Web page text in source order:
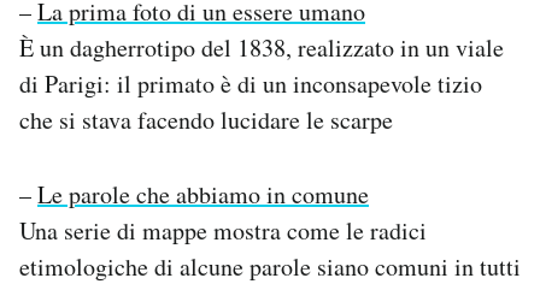
–La prima foto di un essere umano
È un dagherrotipo del 1838, realizzato in un viale
di Parigi: il primato è di un inconsapevole tizio
che si stava facendo lucidare le scarpe
–Le parole che abbiamo in comune
Una serie di mappe mostra come le radici
etimologiche di alcune parole siano comuni in tutti